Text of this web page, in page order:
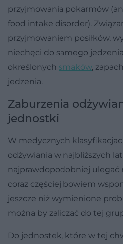
przyjmowania pokarmów
food intake disorder).
przyjmowaniem posiłków,
niechęci do samego
określonych smaków,
jedzenia.
Zaburzenia
jednostki
W medycznych
odżywiania w najbliższych
najprawdopodobniej ulegać
coraz częściej bowiem
jeszcze niż wymienione
można by zaliczać do tej
Do jednostek, które w tej